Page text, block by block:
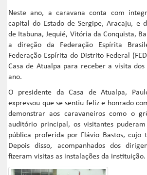
Neste ano, a caravana conta com
capital do Estado de Sergipe, Aracaju, e
de Itabuna, Jequié, Vitória da Conquista,
a direção da Federação Espírita
Federação Espírita do Distrito Federal
Casa de Atualpa para receber a visita dos
ano.
O presidente da Casa de Atualpa,
expressou que se sentiu feliz e honrado
demonstrar aos caravaneiros como o
auditório principal, os visitantes
pública proferida por Flávio Bastos, cujo
Depois disso, acompanhados dos
fizeram visitas as instalações da instituição.